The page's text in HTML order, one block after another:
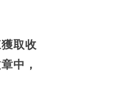
取收
中，